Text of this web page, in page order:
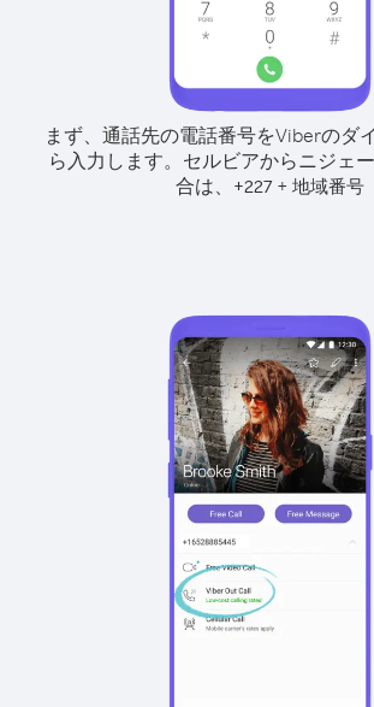
まず、通話先の電話番号をViberのダ
ら入力します。 セルビアからニジェ
合は、
+227+ 地域番号